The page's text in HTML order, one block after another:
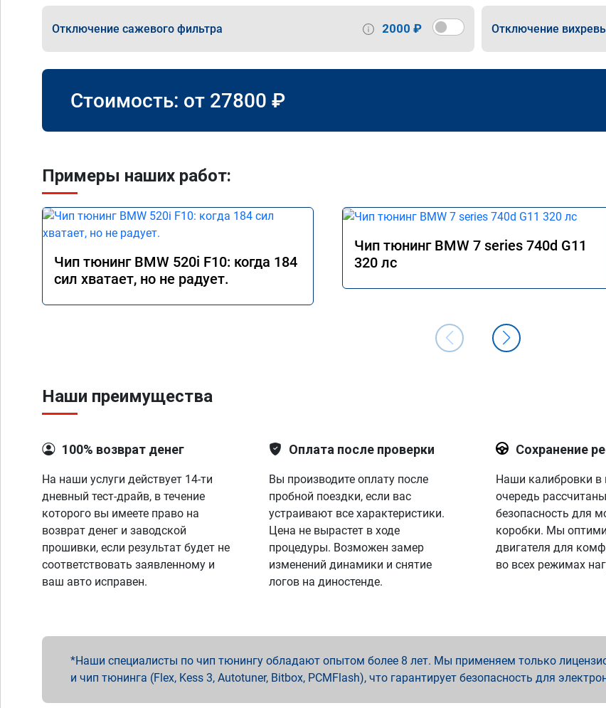
Отключение сажевого фильтра 2000 ₽ Отключение
Стоимость: от 27800 ₽
Примеры наших работ:
Чип тюнинг BMW 520i F10: когда 184
сил хватает, но не радует.
Чип тюнинг BMW 7 series 740d G11
320 лс
Наши преимущества
100% возврат денег
На наши услуги действует 14-ти
дневный тест-драйв, в течение
которого вы имеете право на
возврат денег и заводской
прошивки, если результат будет не
соответствовать заявленному и
ваш авто исправен.
Оплата после проверки
Вы производите оплату после
пробной поездки, если вас
устраивают все характеристики.
Цена не вырастет в ходе
процедуры. Возможен замер
изменений динамики и снятие
логов на диностенде.
Сохранение
Наши калибровки в
очередь
безопасность для
коробки. Мы
двигателя для
во всех режимах
Наши специалисты по чип тюнингу обладают опытом более 8 лет. Мы применяем только
и чип тюнинга (Flex, Kess 3, Autotuner, Bitbox, PCMFlash), что гарантирует безопасность для